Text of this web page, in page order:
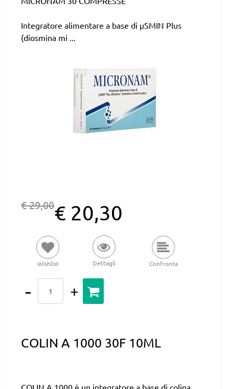
Integratore alimentare a base di µSMIN Plus
(diosmina mi ...
€ 29,00€ 20,30
Wishlist Dettagli Confronta
COLIN A 1000 30F 10ML
COLIN A 1000 è un integratore a base di colina